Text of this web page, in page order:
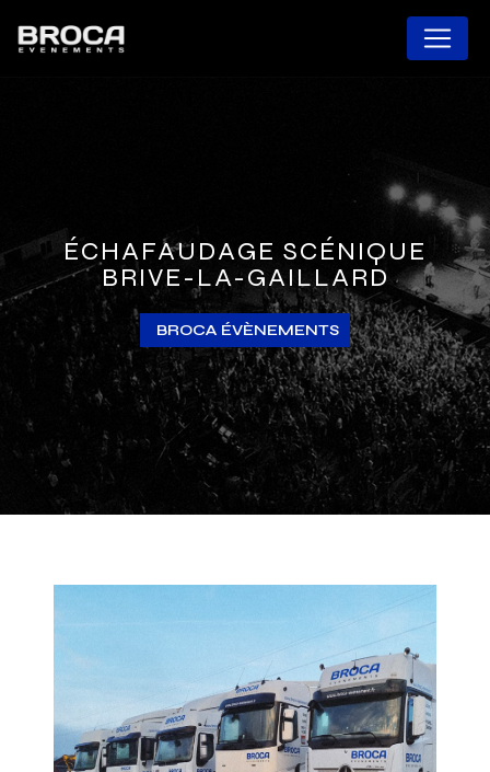
ÉCHAFAUDAGE SCÉNIQUE
BRIVE-LA-GAILLARD
BROCA ÉVÈNEMENTS